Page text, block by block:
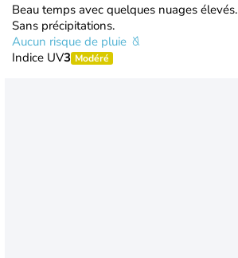
Beau temps avec quelques nuages élevés.
Sans précipitations.
Aucun risque de pluie
Indice UV3 Modéré